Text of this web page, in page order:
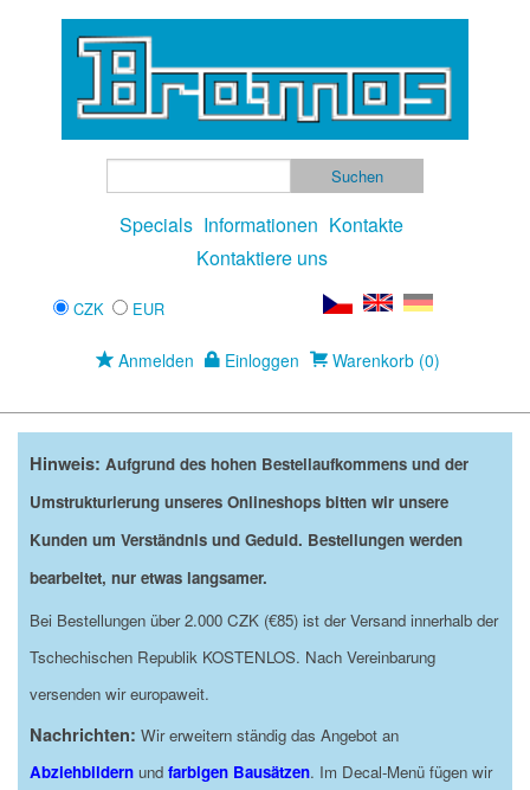
Specials Informationen Kontakte
Kontaktiere uns
CZK EUR
Anmelden Einloggen Warenkorb (0)
Hinweis: Aufgrund des hohen Bestellaufkommens und der
Umstrukturierung unseres Onlineshops bitten wir unsere
Kunden um Verständnis und Geduld. Bestellungen werden
bearbeitet, nur etwas langsamer.
Bei Bestellungen über 2.000 CZK (€85) ist der Versand innerhalb der
Tschechischen Republik KOSTENLOS. Nach Vereinbarung
versenden wir europaweit.
Nachrichten: Wir erweitern ständig das Angebot an
Abziehbildern und farbigen Bausätzen. Im Decal-Menü fügen wir